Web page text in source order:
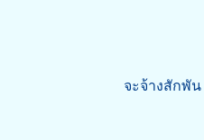
จะจ้างสักพั